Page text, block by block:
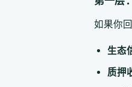
如果你
生态
质押